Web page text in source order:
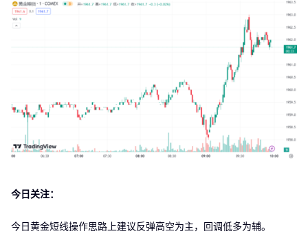
今日关注：
今日黄金短线操作思路上建议反弹高空为主，回调低多为辅。